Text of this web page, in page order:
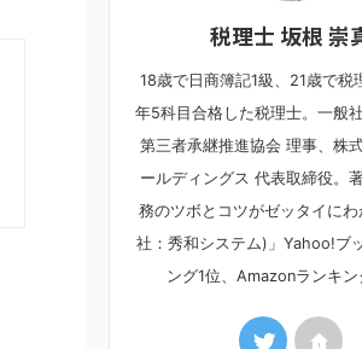
税理士 坂根 崇
18歳で日商簿記1級、21歳で税
年5科目合格した税理士。一般
第三者承継推進協会 理事、株
ールディングス 代表取締役。
務のツボとコツがゼッタイに
社：秀和システム)」Yahoo!ブ
ング1位、Amazonランキン